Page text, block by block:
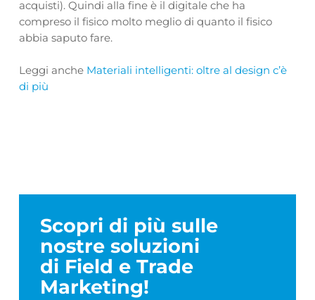
acquisti). Quindi alla fine è il digitale che ha
compreso il fisico molto meglio di quanto il fisico
abbia saputo fare.
Leggi anche Materiali intelligenti: oltre al design c’è
di più
Scopri di più sulle
nostre soluzioni
di Field e Trade
Marketing!